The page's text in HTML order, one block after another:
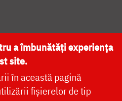
CATEDRALA NAȚIONALĂ
a îmbunătăți experiența
site.
în această pagină
fișierelor de tip